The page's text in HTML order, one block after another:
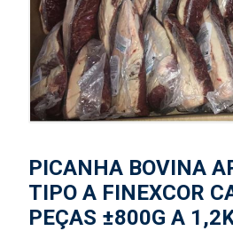
PICANHA BOVINA
TIPO A FINEXCOR
PEÇAS ±800G A